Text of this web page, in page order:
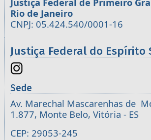
Rio de Janeiro
CNPJ: 05.424.540/0001-16
Justiça Federal do Espírito
Sede
Av. Marechal Mascarenhas de
1.877, Monte Belo, Vitória - ES
CEP: 29053-245